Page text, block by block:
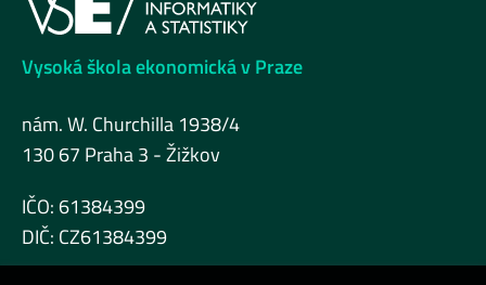
Vysoká škola ekonomická v Praze
nám. W. Churchilla 1938/4
130 67 Praha 3 - Žižkov
IČO: 61384399
DIČ: CZ61384399